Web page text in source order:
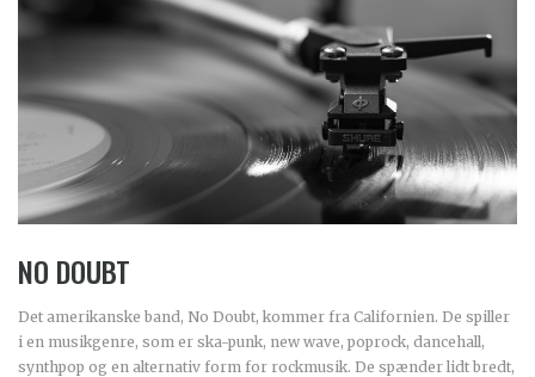
NO DOUBT
Det amerikanske band, No Doubt, kommer fra Californien. De spiller
i en musikgenre, som er ska-punk, new wave, poprock, dancehall,
synthpop og en alternativ form for rockmusik. De spænder lidt bredt,